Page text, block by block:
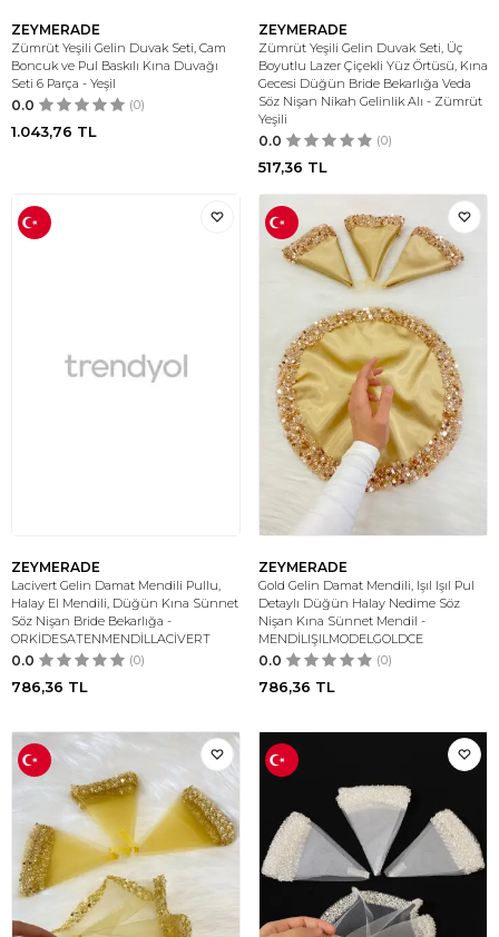
ZEYMERADE
Zümrüt Yeşili Gelin Duvak Seti, Cam
Boncuk ve Pul Baskılı Kına Duvağı
Seti 6 Parça - Yeşil
0.0 (0)
1.043,76 TL
ZEYMERADE
Zümrüt Yeşili Gelin Duvak Seti, Üç
Boyutlu Lazer Çiçekli Yüz Örtüsü, Kına
Gecesi Düğün Bride Bekarlığa Veda
Söz Nişan Nikah Gelinlik Alı - Zümrüt
Yeşili
0.0 (0)
517,36 TL
ZEYMERADE
Lacivert Gelin Damat Mendili Pullu,
Halay El Mendili, Düğün Kına Sünnet
Söz Nişan Bride Bekarlığa -
ORKİDESATENMENDİLLACİVERT
0.0 (0)
786,36 TL
ZEYMERADE
Gold Gelin Damat Mendili, Işıl Işıl Pul
Detaylı Düğün Halay Nedime Söz
Nişan Kına Sünnet Mendil -
MENDİLIŞILMODELGOLDCE
0.0 (0)
786,36 TL